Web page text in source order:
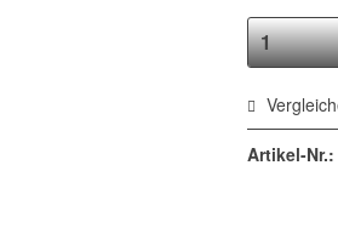
Artikel-Nr.: